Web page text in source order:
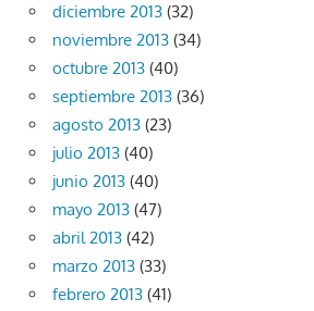
diciembre 2013 (32)
noviembre 2013 (34)
octubre 2013 (40)
septiembre 2013 (36)
agosto 2013 (23)
julio 2013 (40)
junio 2013 (40)
mayo 2013 (47)
abril 2013 (42)
marzo 2013 (33)
febrero 2013 (41)